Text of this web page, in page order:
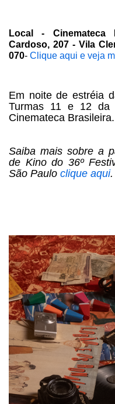
Local - Cinemateca
Cardoso, 207 - Vila
070- Clique aqui e veja
Em noite de estréia
Turmas 11 e 12 da
Cinemateca Brasileira.
Saiba mais sobre a
de Kino do 36º
São Paulo clique aqui.